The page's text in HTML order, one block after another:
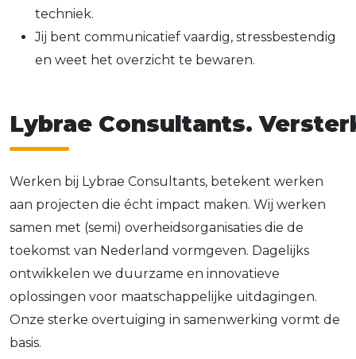
techniek.
Jij bent communicatief vaardig, stressbestendig
en weet het overzicht te bewaren.
Lybrae Consultants.
Werken bij Lybrae Consultants, betekent werken
aan projecten die écht impact maken. Wij werken
samen met (semi) overheidsorganisaties die de
toekomst van Nederland vormgeven. Dagelijks
ontwikkelen we duurzame en innovatieve
oplossingen voor maatschappelijke uitdagingen.
Onze sterke overtuiging in samenwerking vormt de
basis.